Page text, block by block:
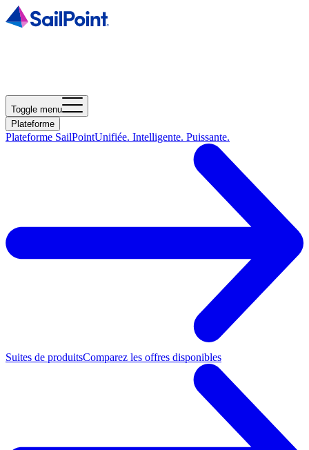
Toggle menu
Plateforme
Plateforme SailPointUnifiée. Intelligente. Puissante.
Suites de produitsComparez les offres disponibles